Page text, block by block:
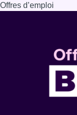
Offres d’emploi